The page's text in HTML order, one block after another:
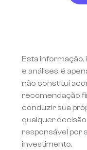
Esta informação,
e análises, é
não constitui
recomendação
conduzir sua
qualquer
responsável por
investimento.